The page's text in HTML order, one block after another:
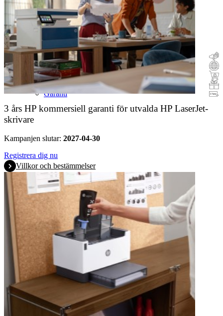
Pengar tillbaka
Inbyte
Öppet köp
Incitament
Garanti
3 års HP kommersiell garanti för utvalda HP LaserJet-
skrivare
Kampanjen slutar: 2027-04-30
Registrera dig nu
Villkor och bestämmelser